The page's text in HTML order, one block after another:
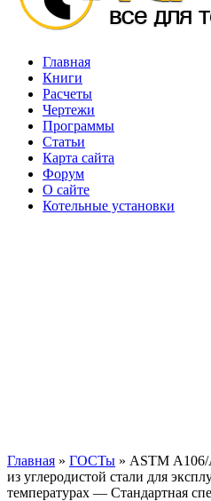
Главная
Книги
Расчеты
Чертежи
Программы
Статьи
Карта сайта
Форум
О сайте
Котельные установки
Главная » ГОСТы » АSТМ A106/
из углеродистой стали для
температурах — Стандартная